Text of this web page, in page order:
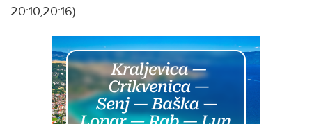
20:10,20:16)